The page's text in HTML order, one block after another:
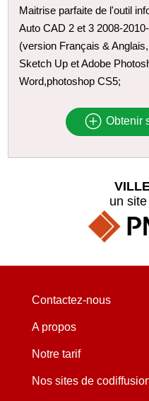
Maitrise parfaite de l'outil
Auto CAD 2 et 3 2008-
(version Français &
Sketch Up et Adobe
Word,photoshop CS5;
Obtenir
un
Contactez-nous
A propos
Notre tarif
Nos sites de